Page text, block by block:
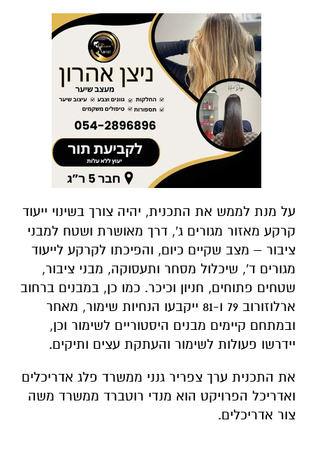
על מנת לממש את התכנית, יהיה צורך בשינוי ייעוד
קרקע מאזור מגורים ג', דרך מאושרת ושטח למבני
ציבור – מצב שקיים כיום, והפיכתו לקרקע לייעוד
מגורים ד', שיכלול מסחר ותעסוקה, מבני ציבור,
שטחים פתוחים, חניון וכיכר. כמו כן, במבנים ברחוב
ארלוזורוב 79 ו-81 ייקבעו הנחיות שימור, מאחר
ובמתחם קיימים מבנים היסטוריים לשימור וכן,
יידרשו פעולות לשימור והעתקת עצים ותיקים.
את התכנית ערך צפריר גנני ממשרד פלג אדריכלים
ואדריכל הפרויקט הוא מנדי רוטברד ממשרד משה
צור אדריכלים.